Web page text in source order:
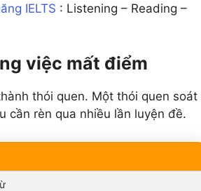
IELTS : Listening – Reading –
việc mất điểm
thói quen. Một thói quen soát
cần rèn qua nhiều lần luyện đề.